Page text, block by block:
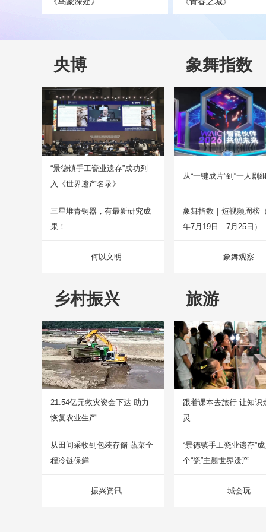
央博
“景德镇手工瓷业遗存”成功列
入《世界遗产名录》
三星堆青铜器，有最新研究成
果！
何以文明
象舞指数
从“一键成片”到“一人剧
象舞指数｜短视频周榜
年7月19日—7月25日）
象舞观察
乡村振兴
21.54亿元救灾资金下达 助力
恢复农业生产
从田间采收到包装存储 蔬菜全
程冷链保鲜
振兴资讯
旅游
跟着课本去旅行 让知识
灵
“景德镇手工瓷业遗存”
个“瓷”主题世界遗产
城会玩